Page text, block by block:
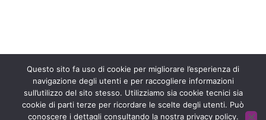
Fondazione ISAL © 2026 P. IVA 03932590403
Questo sito fa uso di cookie per migliorare l’esperienza di
navigazione degli utenti e per raccogliere informazioni
sull’utilizzo del sito stesso. Utilizziamo sia cookie tecnici sia
cookie di parti terze per ricordare le scelte degli utenti. Può
conoscere i dettagli consultando la nostra privacy policy.